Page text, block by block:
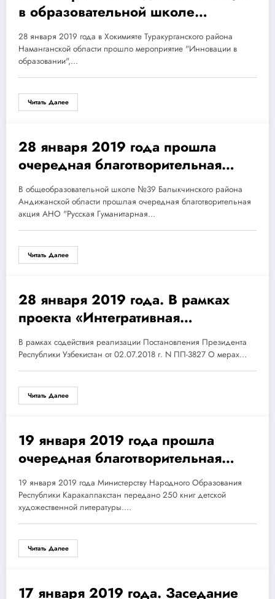
в образовательной школе
Туракурганского района
Наманганской области прошло
мероприятие»
28 января 2019 года в Хокимияте Туракурганского района
Наманганской области прошло мероприятие "Инновации в
образовании",…
Читать Далее
28.01.2019
28 января 2019 года прошла
очередная благотворительная
акция АНО «Русская Гуманитарная
миссия».
В общеобразовательной школе №39 Балыкчинского района
Андижанской области прошлая очередная благотворительная
акция АНО "Русская Гуманитарная…
Читать Далее
28.01.2019
28 января 2019 года. В рамках
проекта «Интегративная
психология»
В рамках содействия реализации Постановления Президента
Республики Узбекистан от 02.07.2018 г. N ПП-3827 О мерах…
Читать Далее
19.01.2019
19 января 2019 года прошла
очередная благотворительная
акция АНО «Русская Гуманитарная
миссия».
19 января 2019 года Министерству Народного Образования
Республики Каракалпакстан передано 250 книг детской
художественной литературы.…
Читать Далее
17 января 2019 года. Заседание